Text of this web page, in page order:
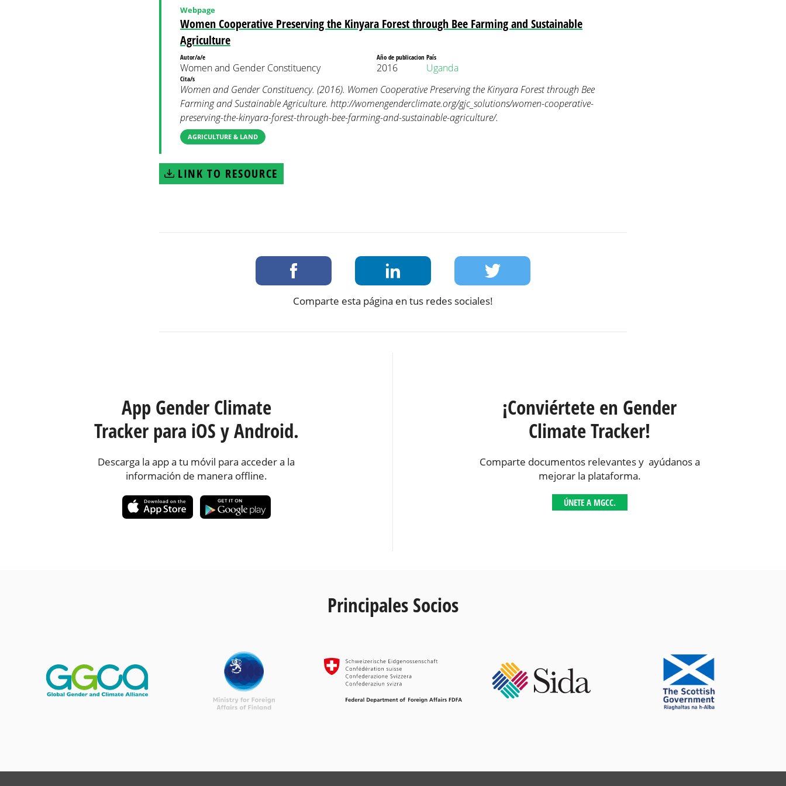
Women Cooperative Preserving the Kinyara Forest through Bee Farming and Sustainable
Agriculture
Webpage
Autor/a/e
Women and Gender Constituency
Año de publicacion
2016
País
Uganda
Cita/s
Women and Gender Constituency. (2016). Women Cooperative Preserving the Kinyara Forest through Bee
Farming and Sustainable Agriculture. http://womengenderclimate.org/gjc_solutions/women-cooperative-
preserving-the-kinyara-forest-through-bee-farming-and-sustainable-agriculture/.
AGRICULTURE & LAND
LINK TO RESOURCE
Comparte esta página en tus redes sociales!
App Gender Climate
Tracker para iOS y Android.
Descarga la app a tu móvil para acceder a la
información de manera offline.
¡Conviértete en Gender
Climate Tracker!
Comparte documentos relevantes y ayúdanos a
mejorar la plataforma.
ÚNETE A MGCC.
Principales Socios